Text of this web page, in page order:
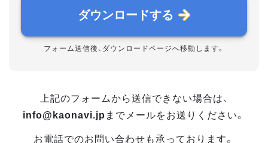
ダウンロードする
フォーム送信後、ダウンロードページへ移動します。
上記のフォームから送信できない場合は、
info@kaonavi.jp までメールをお送りください。
お電話でのお問い合わせも承っております。